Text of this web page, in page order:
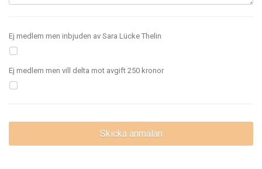
Ej medlem men inbjuden av Sara Lücke Thelin
Ej medlem men vill delta mot avgift 250 kronor